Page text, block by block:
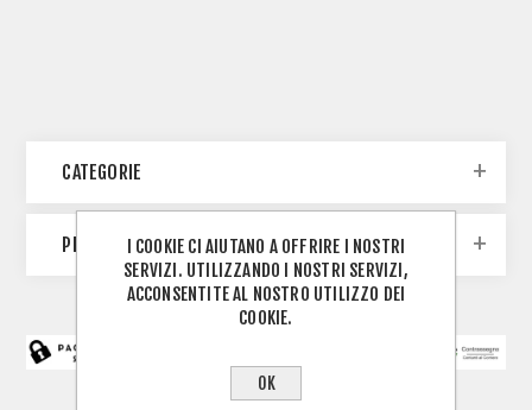
CATEGORIE
PRODUTTORII COOKIE CI AIUTANO A OFFRIRE I NOSTRI
SERVIZI. UTILIZZANDO I NOSTRI SERVIZI,
ACCONSENTITE AL NOSTRO UTILIZZO DEI
COOKIE.
OK